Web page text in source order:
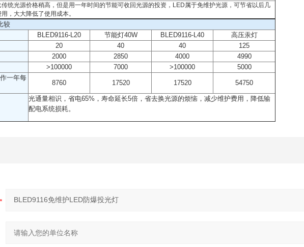
传统光源价格稍高，但是用一年时间的节能可收回光源的投资，LED属于免维护光源，可节省以后几
，大大降低了使用成本。
较
BLED9116-L20 节能灯40W BLED9116-L40
高压汞灯
20 40 40
125
2000 2850 4000
4990
>100000 7000 >100000
5000
一年每
8760 17520 17520 54750
光通量相识，省电65%，寿命延长5倍，省去换光源的烦恼，减少维护费用，降低输
配电系统损耗。